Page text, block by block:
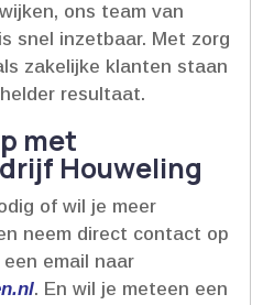
ons team van
snel inzetbaar.​ Met zorg
zakelijke klanten staan
resultaat.​
met
Houweling
of wil je meer
neem direct contact op
email naar
.​ En wil je meteen een